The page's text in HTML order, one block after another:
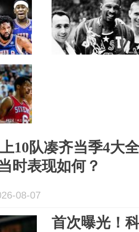
10队凑齐当季4大
时表现如何？
08-07
首次曝光！